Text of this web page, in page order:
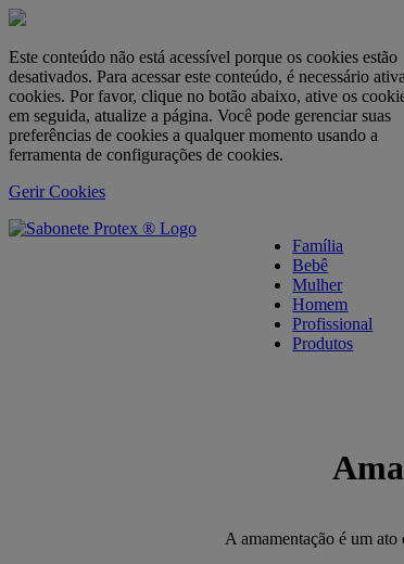
Este conteúdo não está acessível porque os cookies estão
desativados. Para acessar este conteúdo, é necessário
cookies. Por favor, clique no botão abaixo, ative os
em seguida, atualize a página. Você pode gerenciar suas
preferências de cookies a qualquer momento usando a
ferramenta de configurações de cookies.
Gerir Cookies
skipt to main content
Família
Bebê
Mulher
Homem
Profissional
Produtos
A amamentação é um